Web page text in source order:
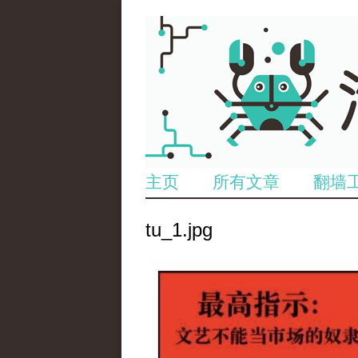
主页 所有文章 翻墙
tu_1.jpg